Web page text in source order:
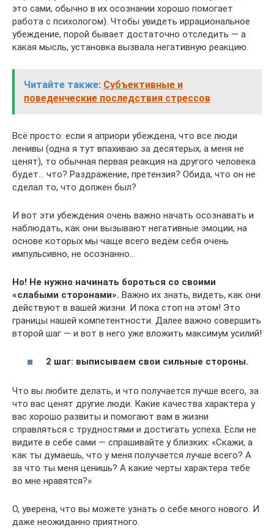
это сами, обычно в их осознании хорошо помогает
работа с психологом). Чтобы увидеть иррациональное
убеждение, порой бывает достаточно отследить — а
какая мысль, установка вызвала негативную реакцию.
Читайте также: Субъективные и
поведенческие последствия стрессов
Всё просто: если я априори убеждена, что все люди
ленивы (одна я тут впахиваю за десятерых, а меня не
ценят), то обычная первая реакция на другого человека
будет… что? Раздражение, претензия? Обида, что он не
сделал то, что должен был?
И вот эти убеждения очень важно начать осознавать и
наблюдать, как они вызывают негативные эмоции, на
основе которых мы чаще всего ведём себя очень
импульсивно, не осознанно…
Но! Не нужно начинать бороться со своими
«слабыми сторонами». Важно их знать, видеть, как они
действуют в вашей жизни. И пока стоп на этом! Это
границы нашей компетентности. Далее важно совершить
второй шаг — и вот в него уже вложить максимум усилий!
2 шаг: выписываем свои сильные стороны.
Что вы любите делать, и что получается лучше всего, за
что вас ценят другие люди. Какие качества характера у
вас хорошо развиты и помогают вам в жизни
справляться с трудностями и достигать успеха. Если не
видите в себе сами — спрашивайте у близких: «Скажи, а
как ты думаешь, что у меня получается лучше всего? А
за что ты меня ценишь? А какие черты характера тебе
во мне нравятся?»
О, уверена, что вы можете узнать о себе много нового. И
даже неожиданно приятного.